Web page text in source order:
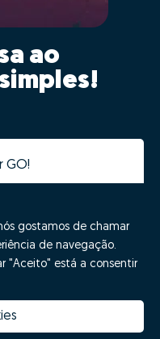
ao
GO!
Zome
gostamos de chamar
de navegação.
"Aceito" está a consentir